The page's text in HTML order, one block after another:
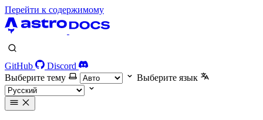
Перейти к содержимому
GitHub
Discord
Выберите тему
Выберите язык